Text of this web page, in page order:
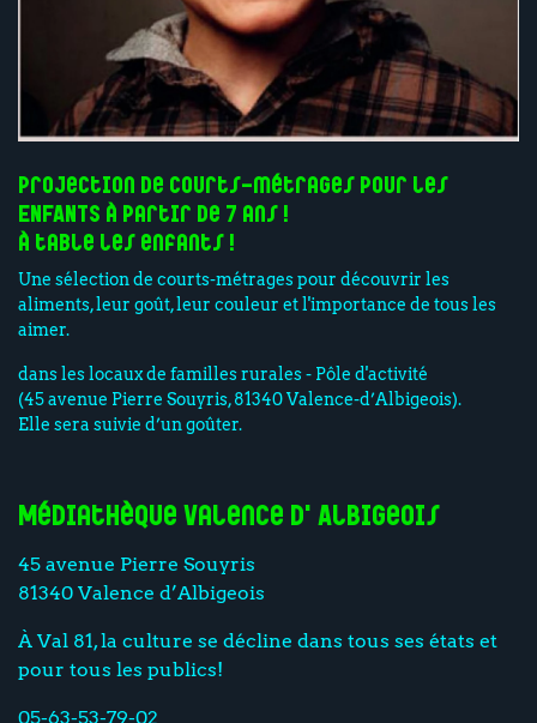
Projection de courts-métrages pour les
ENFANTS à partir de 7 ans !
à table les enfants !
Une sélection de courts-métrages pour découvrir les
aliments, leur goût, leur couleur et l'importance de tous les
aimer.
dans les locaux de familles rurales - Pôle d'activité
(45 avenue Pierre Souyris, 81340 Valence-d’Albigeois).
Elle sera suivie d’un goûter.
Médiathèque Valence d'Albigeois
45 avenue Pierre Souyris
81340 Valence d’Albigeois
À Val 81, la culture se décline dans tous ses états et
pour tous les publics!
05-63-53-79-02